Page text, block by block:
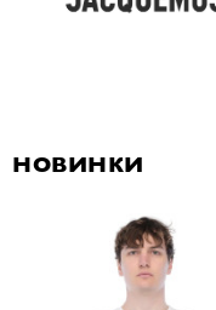
НОВИНКИ